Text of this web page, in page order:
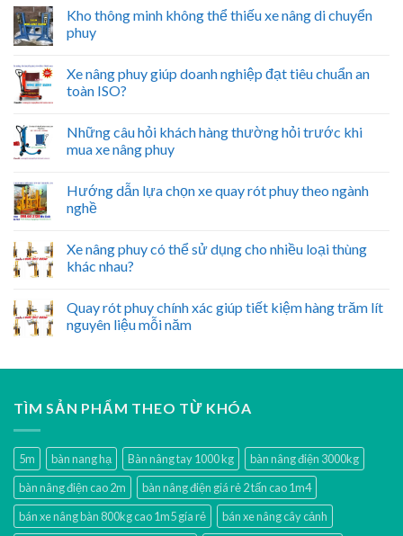
Kho thông minh không thể thiếu xe nâng di chuyển
phuy
Xe nâng phuy giúp doanh nghiệp đạt tiêu chuẩn an
toàn ISO?
Những câu hỏi khách hàng thường hỏi trước khi
mua xe nâng phuy
Hướng dẫn lựa chọn xe quay rót phuy theo ngành
nghề
Xe nâng phuy có thể sử dụng cho nhiều loại thùng
khác nhau?
Quay rót phuy chính xác giúp tiết kiệm hàng trăm lít
nguyên liệu mỗi năm
TÌM SẢN PHẨM THEO TỪ KHÓA
5m bàn nang hạ Bàn nâng tay 1000 kg
bàn nâng điện 3000kg
bàn nâng điện cao 2m
bàn nâng điện giá rẻ 2 tấn cao 1m4
bán xe nâng bàn 800kg cao 1m5 gía rẻ
bán xe nâng cây cảnh